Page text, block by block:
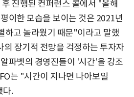
진행된 컨퍼런스 콜에서 "올해
이한 모습을 보이는 것은 2021년
하고 놀라웠기 때문"이라고 말했
의 장기적 전망을 걱정하는 투자자
파벳의 경영진들이 '시간'을 강조
는 "시간이 지나면 나아보일
다.